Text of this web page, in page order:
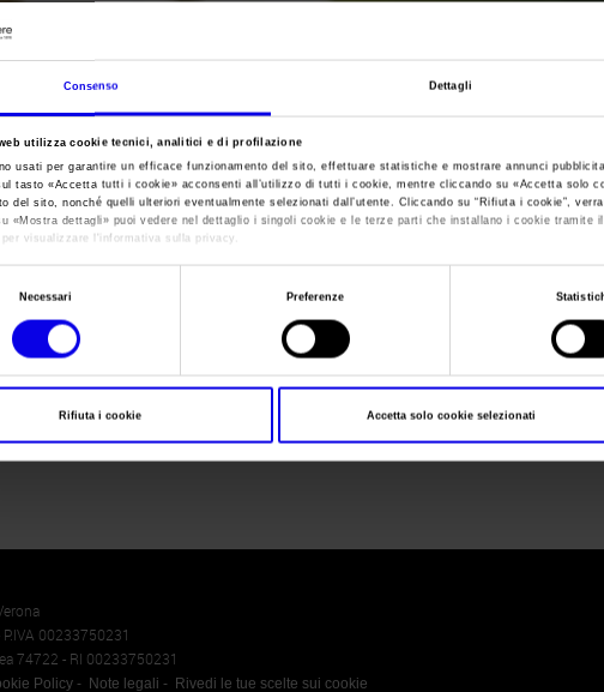
Consenso Dettagli
utilizza cookie tecnici, analitici e di profilazione
usati per garantire un efficace funzionamento del sito, effettuare statistiche e mostrare annunci
tasto «Accetta tutti i cookie» acconsenti all’utilizzo di tutti i cookie, mentre cliccando su «Accetta solo
del sito, nonché quelli ulteriori eventualmente selezionati dall’utente. Cliccando su “Rifiuta i cookie”,
«Mostra dettagli» puoi vedere nel dettaglio i singoli cookie e le terze parti che installano i cookie tramite
per visualizzare l'informativa sulla privacy.
Necessari Preferenze
Rifiuta i cookie Accetta solo cookie selezionati
Sei in:Concorso Sol d'Oro - EVOO Days 2019>
concorso-sol-
concorso-sol-doro-evoo-days-2019
00233750231
74722 - RI 00233750231
Policy Note legali Rivedi le tue scelte sui cookie